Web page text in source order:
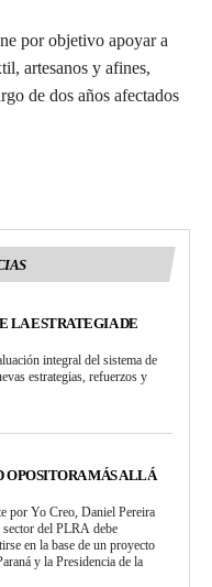
por objetivo apoyar a
artesanos y afines,
de dos años afectados
LA ESTRATEGIA DE
integral del sistema de
estrategias, refuerzos y
OPOSITORA MÁS ALLÁ
por Yo Creo, Daniel Pereira
del PLRA debe
en la base de un proyecto
y la Presidencia de la